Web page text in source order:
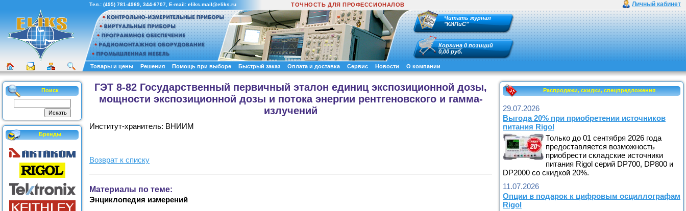
Личный кабинет
Тел.: (495) 781-4969 344-6707 , E-mail: eliks.mail@eliks.ru ТОЧНОСТЬ ДЛЯ ПРОФЕССИОНАЛОВ
Читать журнал
"КИПиС"
Корзина 0 позиций
0,00 руб.
Товары и цены Решения Помощь при выборе Быстрый заказ Оплата и доставка Сервис Новости О компании
Поиск
Бренды
ГЭТ 8-82 Государственный первичный эталон единиц экспозиционной дозы,
мощности экспозиционной дозы и потока энергии рентгеновского и гамма-
излучений
Институт-хранитель: ВНИИМ
Возврат к списку
Материалы по теме:
Энциклопедия измерений
Распродажи, скидки, спецпредложения
29.07.2026
Выгода 20% при приобретении источников
питания Rigol
Только до 01 сентября 2026 года
предоставляется возможность
приобрести складские источники
питания Rigol серий DP700, DP800 и
DP2000 со скидкой 20%.
11.07.2026
Опции в подарок к цифровым осциллографам
Rigol